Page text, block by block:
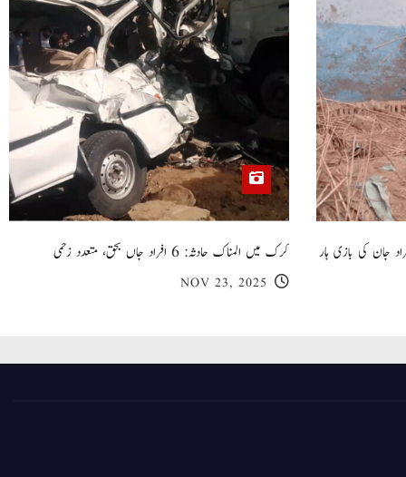
گھر کی چھت گرنے کا سانحہ: 5 افراد جان کی بازی ہار
کرک میں المناک حادثہ: 6 افراد جاں بحق، متعدد زخمی
NOV 23, 2025